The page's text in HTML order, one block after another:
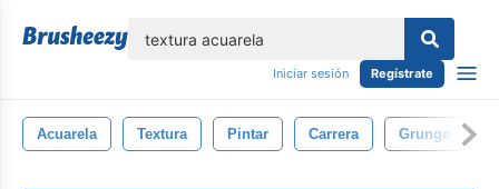
Iniciar sesión Regístrate
Acuarela Textura Pintar Carrera Grunge